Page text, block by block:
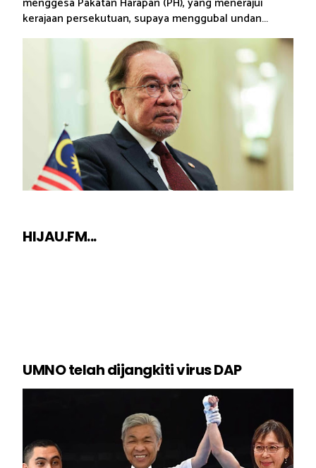
kerajaan persekutuan, supaya menggubal undan...
HIJAU.FM...
UMNO telah dijangkiti virus DAP